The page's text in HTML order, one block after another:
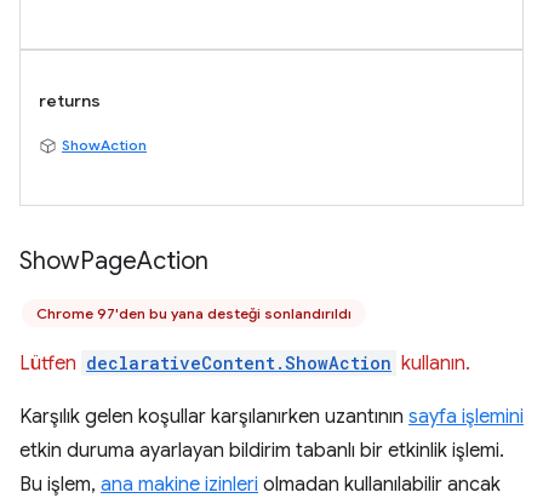
returns
ShowAction
ShowPageAction
Chrome 97'den bu yana desteği sonlandırıldı
Lütfen declarativeContent.ShowAction kullanın.
Karşılık gelen koşullar karşılanırken uzantının sayfa işlemini
etkin duruma ayarlayan bildirim tabanlı bir etkinlik işlemi.
Bu işlem, ana makine izinleri olmadan kullanılabilir ancak